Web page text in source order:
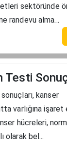
sektöründe
randevu alma...
Testi
kanser
varlığına işaret
hücreleri,
olarak bel...